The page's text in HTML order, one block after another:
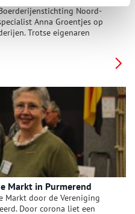
Noord-
Anna Groentjes op
Trotse eigenaren
reist Anna af naar
Markt in Purmerend
Markt door de Vereniging
Door corona liet een